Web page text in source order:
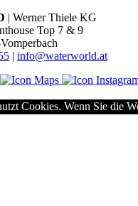
| Werner Thiele KG
Top 7 & 9
| info@waterworld.at
Cookies. Wenn Sie die